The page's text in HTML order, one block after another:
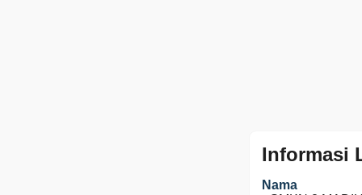
Informasi
Nama